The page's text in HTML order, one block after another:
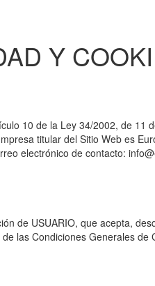
Y
10 de la Ley 34/2002, de
titular del Sitio Web es
electrónico de contacto:
de USUARIO, que acepta,
las Condiciones Generales